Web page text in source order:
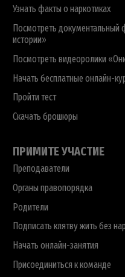
Узнать факты о наркотиках
Посмотреть
истории»
Посмотреть видеоролики
Начать бесплатные онлайн-
Пройти тест
Скачать брошюры
ПРИМИТЕ УЧАСТИЕ
Преподаватели
Органы правопорядка
Родители
Подписать клятву жить без
Начать онлайн-занятия
Присоединиться к команде